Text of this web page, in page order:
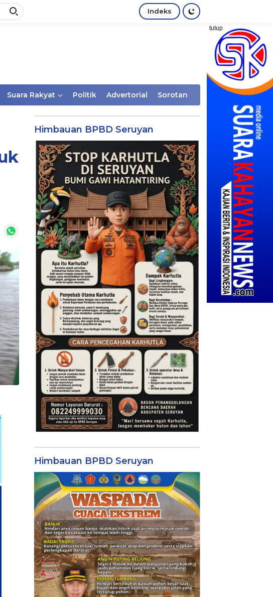
Indeks
tutup
Suara Rakyat Politik Advertorial Sorotan
Himbauan BPBD Seruyan
Himbauan BPBD Seruyan